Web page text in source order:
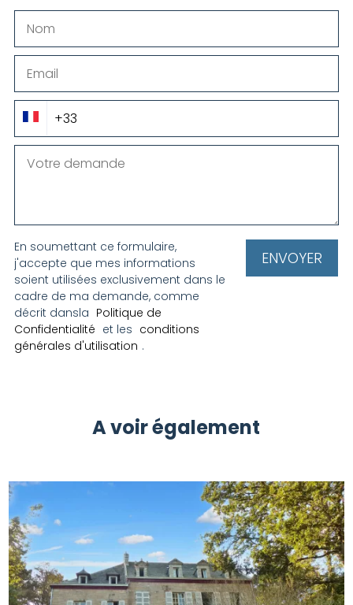
En soumettant ce formulaire,
j'accepte que mes informations
soient utilisées exclusivement dans le
cadre de ma demande, comme
décrit dansla Politique de
Confidentialité et les conditions
générales d'utilisation .
A voir également